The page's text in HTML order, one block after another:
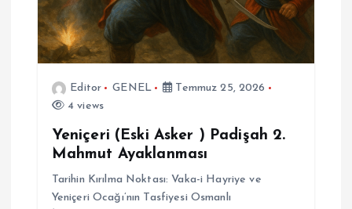
Editor GENEL
Temmuz 25, 2026
4 views
Yeniçeri (Eski Asker ) Padişah 2.
Mahmut Ayaklanması
Tarihin Kırılma Noktası: Vaka-i Hayriye ve
Yeniçeri Ocağı’nın Tasfiyesi Osmanlı